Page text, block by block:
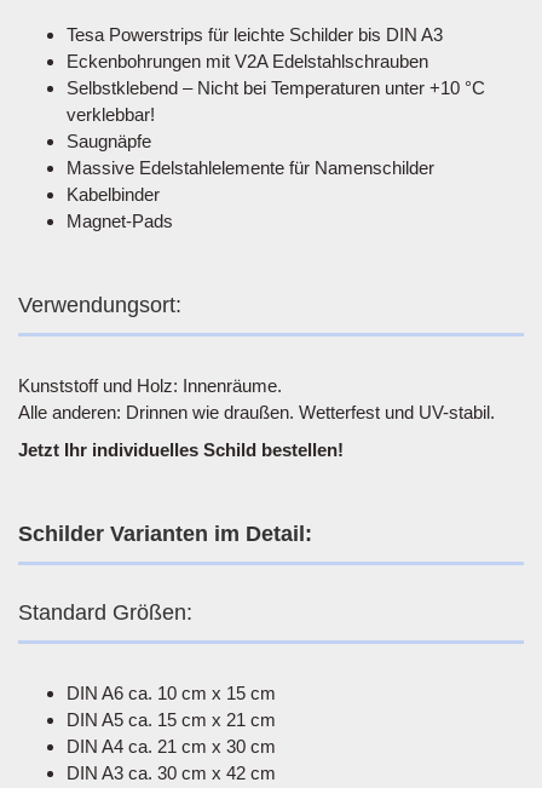
Tesa Powerstrips für leichte Schilder bis DIN A3
Eckenbohrungen mit V2A Edelstahlschrauben
Selbstklebend – Nicht bei Temperaturen unter +10 °C
verklebbar!
Saugnäpfe
Massive Edelstahlelemente für Namenschilder
Kabelbinder
Magnet-Pads
Verwendungsort:
Kunststoff und Holz: Innenräume.
Alle anderen: Drinnen wie draußen. Wetterfest und UV-stabil.
Jetzt Ihr individuelles Schild bestellen!
Schilder Varianten im Detail:
Standard Größen:
DIN A6 ca. 10 cm x 15 cm
DIN A5 ca. 15 cm x 21 cm
DIN A4 ca. 21 cm x 30 cm
DIN A3 ca. 30 cm x 42 cm